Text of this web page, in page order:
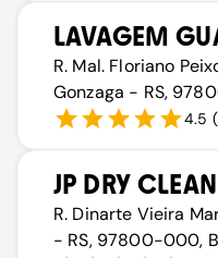
LAVAGEM
R. Mal. Floriano
Gonzaga - RS,
4.5 (
JP DRY CLEAN
R. Dinarte Vieira
- RS, 97800-000,